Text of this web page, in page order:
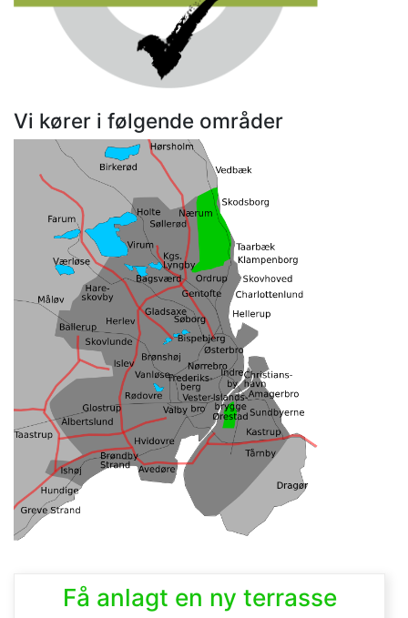
Vi kører i følgende områder
Få anlagt en ny terrasse